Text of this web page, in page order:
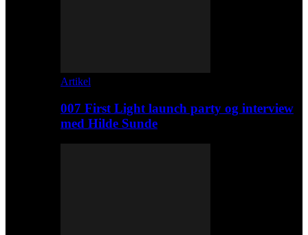
Artikel
007 First Light launch party og interview
med Hilde Sunde